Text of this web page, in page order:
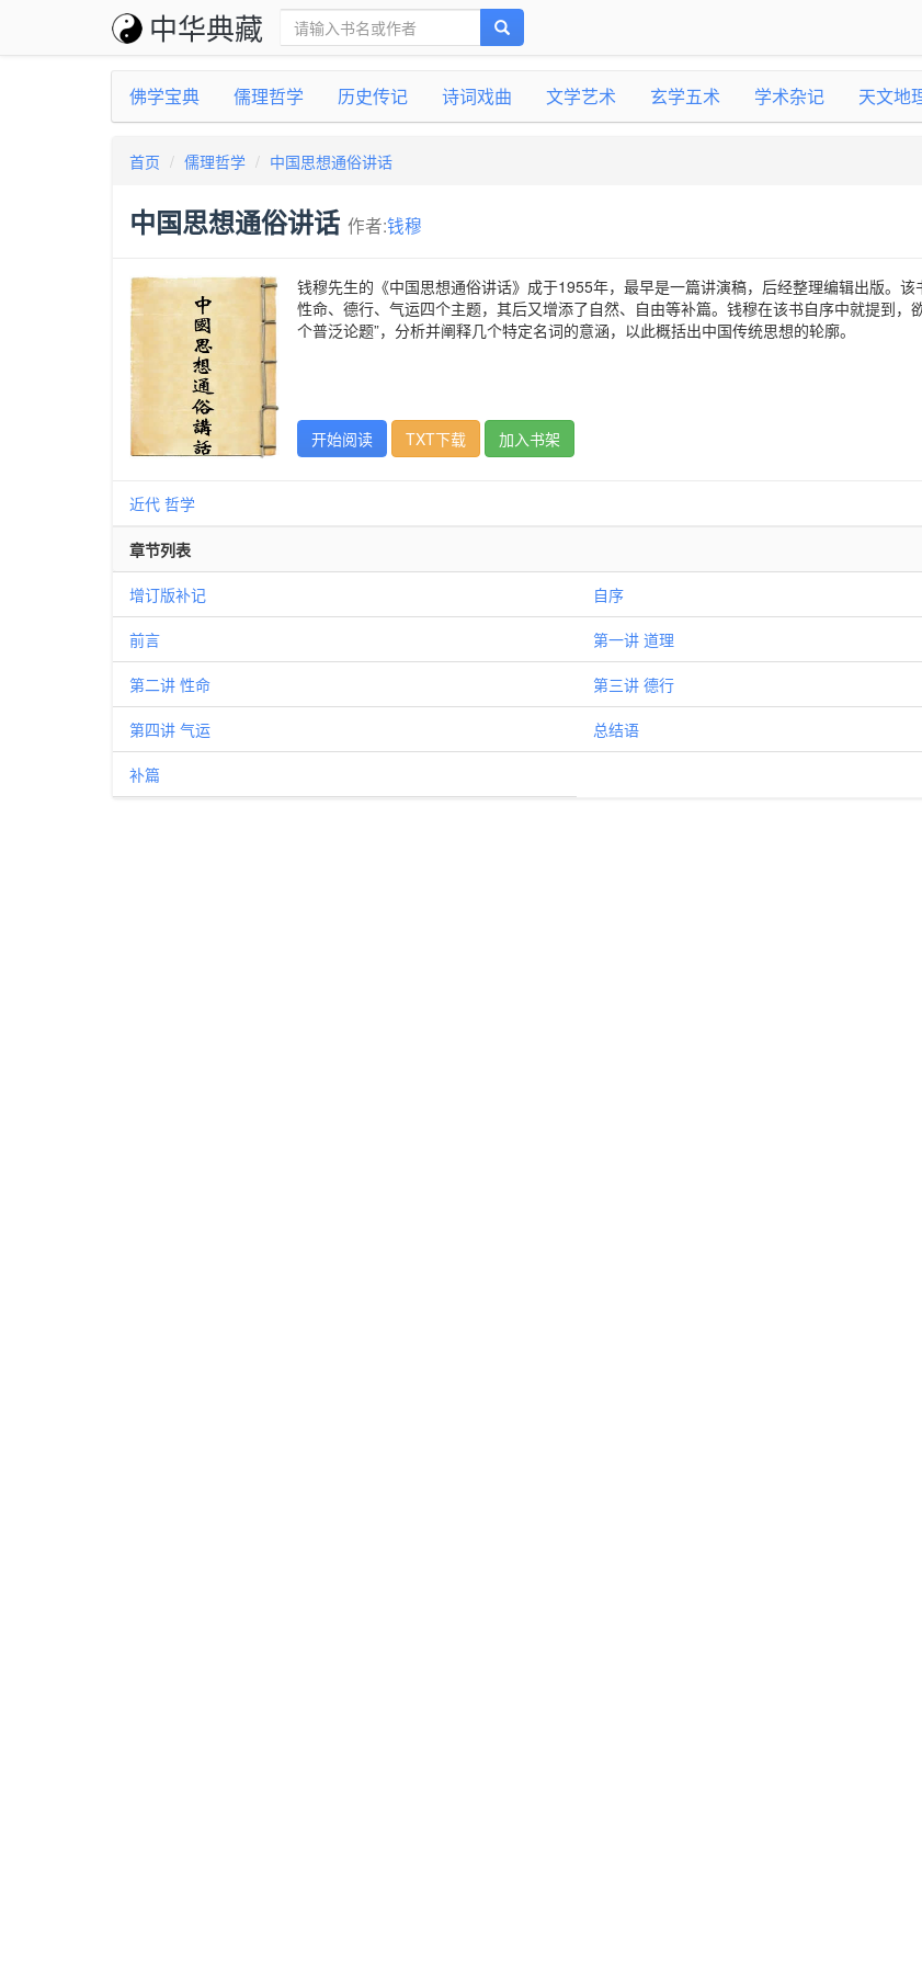
中华典藏
佛学宝典 儒理哲学 历史传记 诗词戏曲 文学艺术 玄学五术 学术杂记 天文地
首页 儒理哲学 中国思想通俗讲话
中国思想通俗讲话 作者:钱穆
钱穆先生的《中国思想通俗讲话》成于1955年，最早是一篇讲演稿，后经整理编辑出版。该
性命、德行、气运四个主题，其后又增添了自然、自由等补篇。钱穆在该书自序中就提到，
个普泛论题”，分析并阐释几个特定名词的意涵，以此概括出中国传统思想的轮廓。
开始阅读 TXT下载 加入书架
近代 哲学
章节列表
增订版补记 自序
前言 第一讲 道理
第二讲 性命 第三讲 德行
第四讲 气运 总结语
补篇